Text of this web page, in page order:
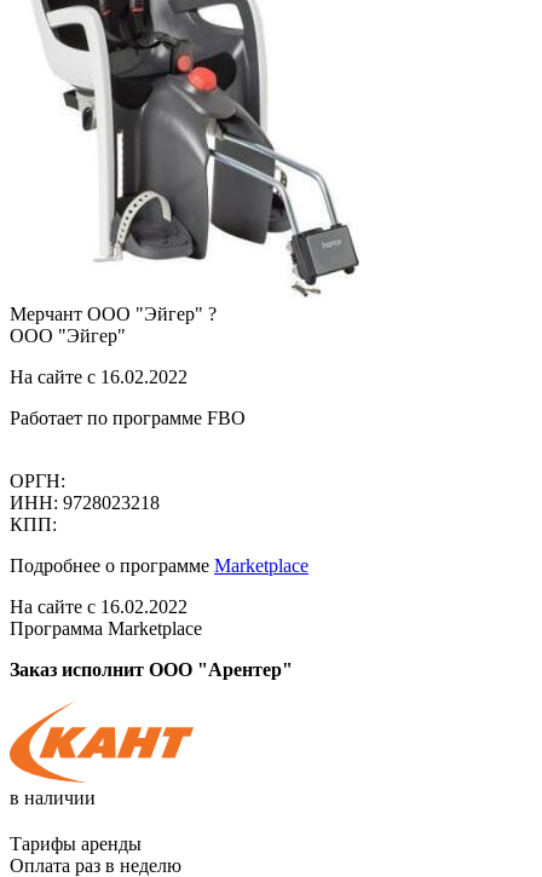
Мерчант ООО "Эйгер" ?
ООО "Эйгер"
На сайте с 16.02.2022
Работает по программе FBO
ОРГН:
ИНН: 9728023218
КПП:
Подробнее о программе Marketplace
На сайте с 16.02.2022
Программа Marketplace
Заказ исполнит ООО "Арентер"
в наличии
Тарифы аренды
Оплата раз в неделю